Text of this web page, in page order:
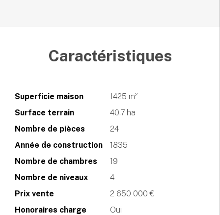
Caractéristiques
Superficie maison
1425 m²
Surface terrain
40.7 ha
Nombre de pièces
24
Année de construction
1835
Nombre de chambres
19
Nombre de niveaux
4
Prix vente
2 650 000 €
Honoraires charge
Oui